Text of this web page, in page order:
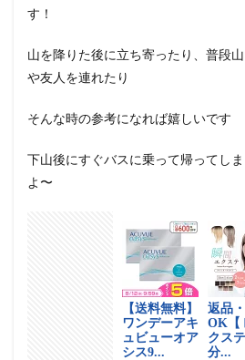
す！
山を降りた後に立ち寄ったり、普段
や友人を連れたり
そんな時の参考になれば嬉しいです
下山後にすぐバスに乗って帰ってし
よ〜